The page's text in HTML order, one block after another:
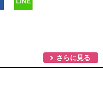
さらに見る